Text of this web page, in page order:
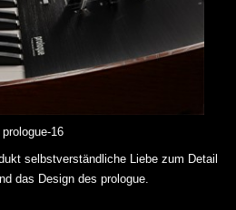
prologue-16
selbstverständliche Liebe zum Detail
das Design des prologue.